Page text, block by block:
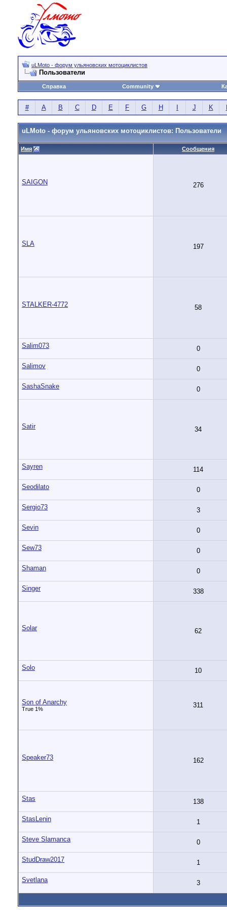
uLMoto - форум ульяновских мотоциклистов
Пользователи
Справка Community
# A B C D E F G H J K
uLMoto - форум ульяновских мотоциклистов: Пользователи
Имя Сообщения
SAIGON 276
SLA 197
STALKER-4772 58
Salim073 0
Salimov 0
SashaSnake 0
Satir 34
Sayren 114
Seodilato 0
Sergio73 3
Sevin 0
Sew73 0
Shaman 0
Singer 338
Solar 62
Solo 10
Son of Anarchy
True 1% 311
Speaker73 162
Stas 138
StasLenin 1
Steve Slamanca 0
StudDraw2017 1
Svetlana 3